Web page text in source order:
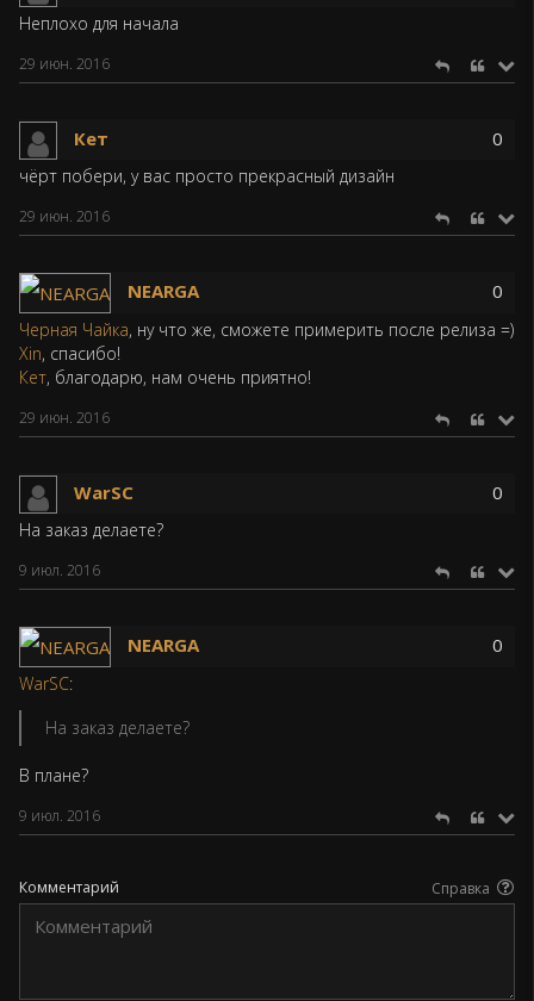
Неплохо для начала
29 июн. 2016
Кет 0
чёрт побери, у вас просто прекрасный дизайн
29 июн. 2016
NEARGA 0
Черная Чайка, ну что же, сможете примерить после релиза =)
Xin, спасибо!
Кет, благодарю, нам очень приятно!
29 июн. 2016
WarSC 0
На заказ делаете?
9 июл. 2016
NEARGA 0
WarSC:
На заказ делаете?
В плане?
9 июл. 2016
Комментарий Справка